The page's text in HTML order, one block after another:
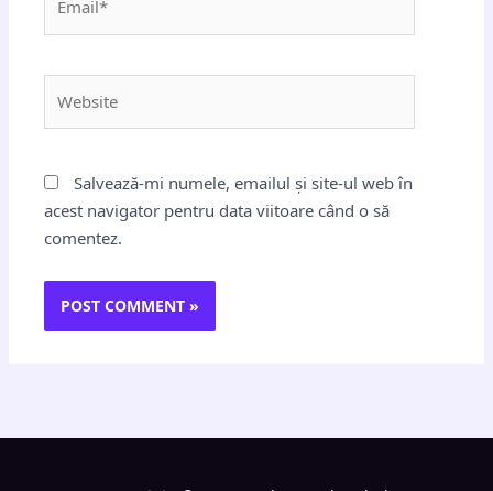
Salvează-mi numele, emailul și site-ul web în
acest navigator pentru data viitoare când o să
comentez.